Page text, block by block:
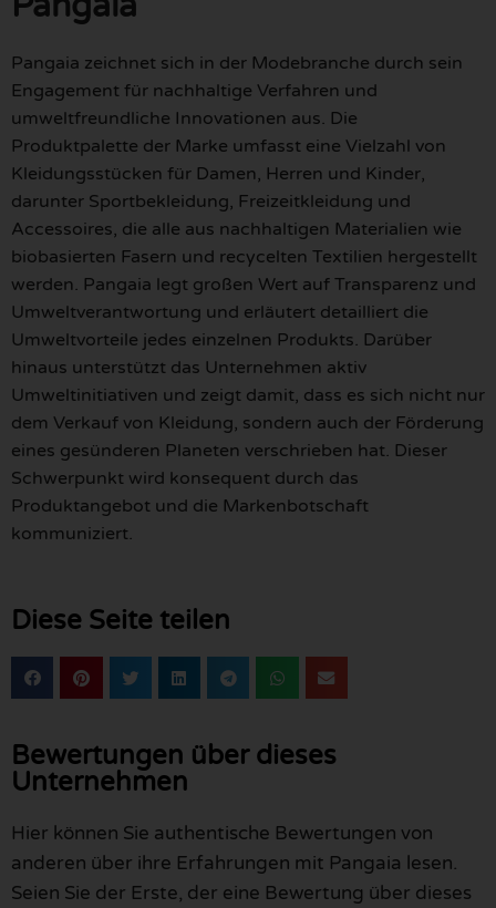
Pangaia zeichnet sich in der Modebranche durch sein
Engagement für nachhaltige Verfahren und
umweltfreundliche Innovationen aus. Die
Produktpalette der Marke umfasst eine Vielzahl von
Kleidungsstücken für Damen, Herren und Kinder,
darunter Sportbekleidung, Freizeitkleidung und
Accessoires, die alle aus nachhaltigen Materialien wie
biobasierten Fasern und recycelten Textilien hergestellt
werden. Pangaia legt großen Wert auf Transparenz und
Umweltverantwortung und erläutert detailliert die
Umweltvorteile jedes einzelnen Produkts. Darüber
hinaus unterstützt das Unternehmen aktiv
Umweltinitiativen und zeigt damit, dass es sich nicht nur
dem Verkauf von Kleidung, sondern auch der Förderung
eines gesünderen Planeten verschrieben hat. Dieser
Schwerpunkt wird konsequent durch das
Produktangebot und die Markenbotschaft
kommuniziert.
Diese Seite teilen
Bewertungen über dieses
Unternehmen
Hier können Sie authentische Bewertungen von
anderen über ihre Erfahrungen mit Pangaia lesen.
Seien Sie der Erste, der eine Bewertung über dieses